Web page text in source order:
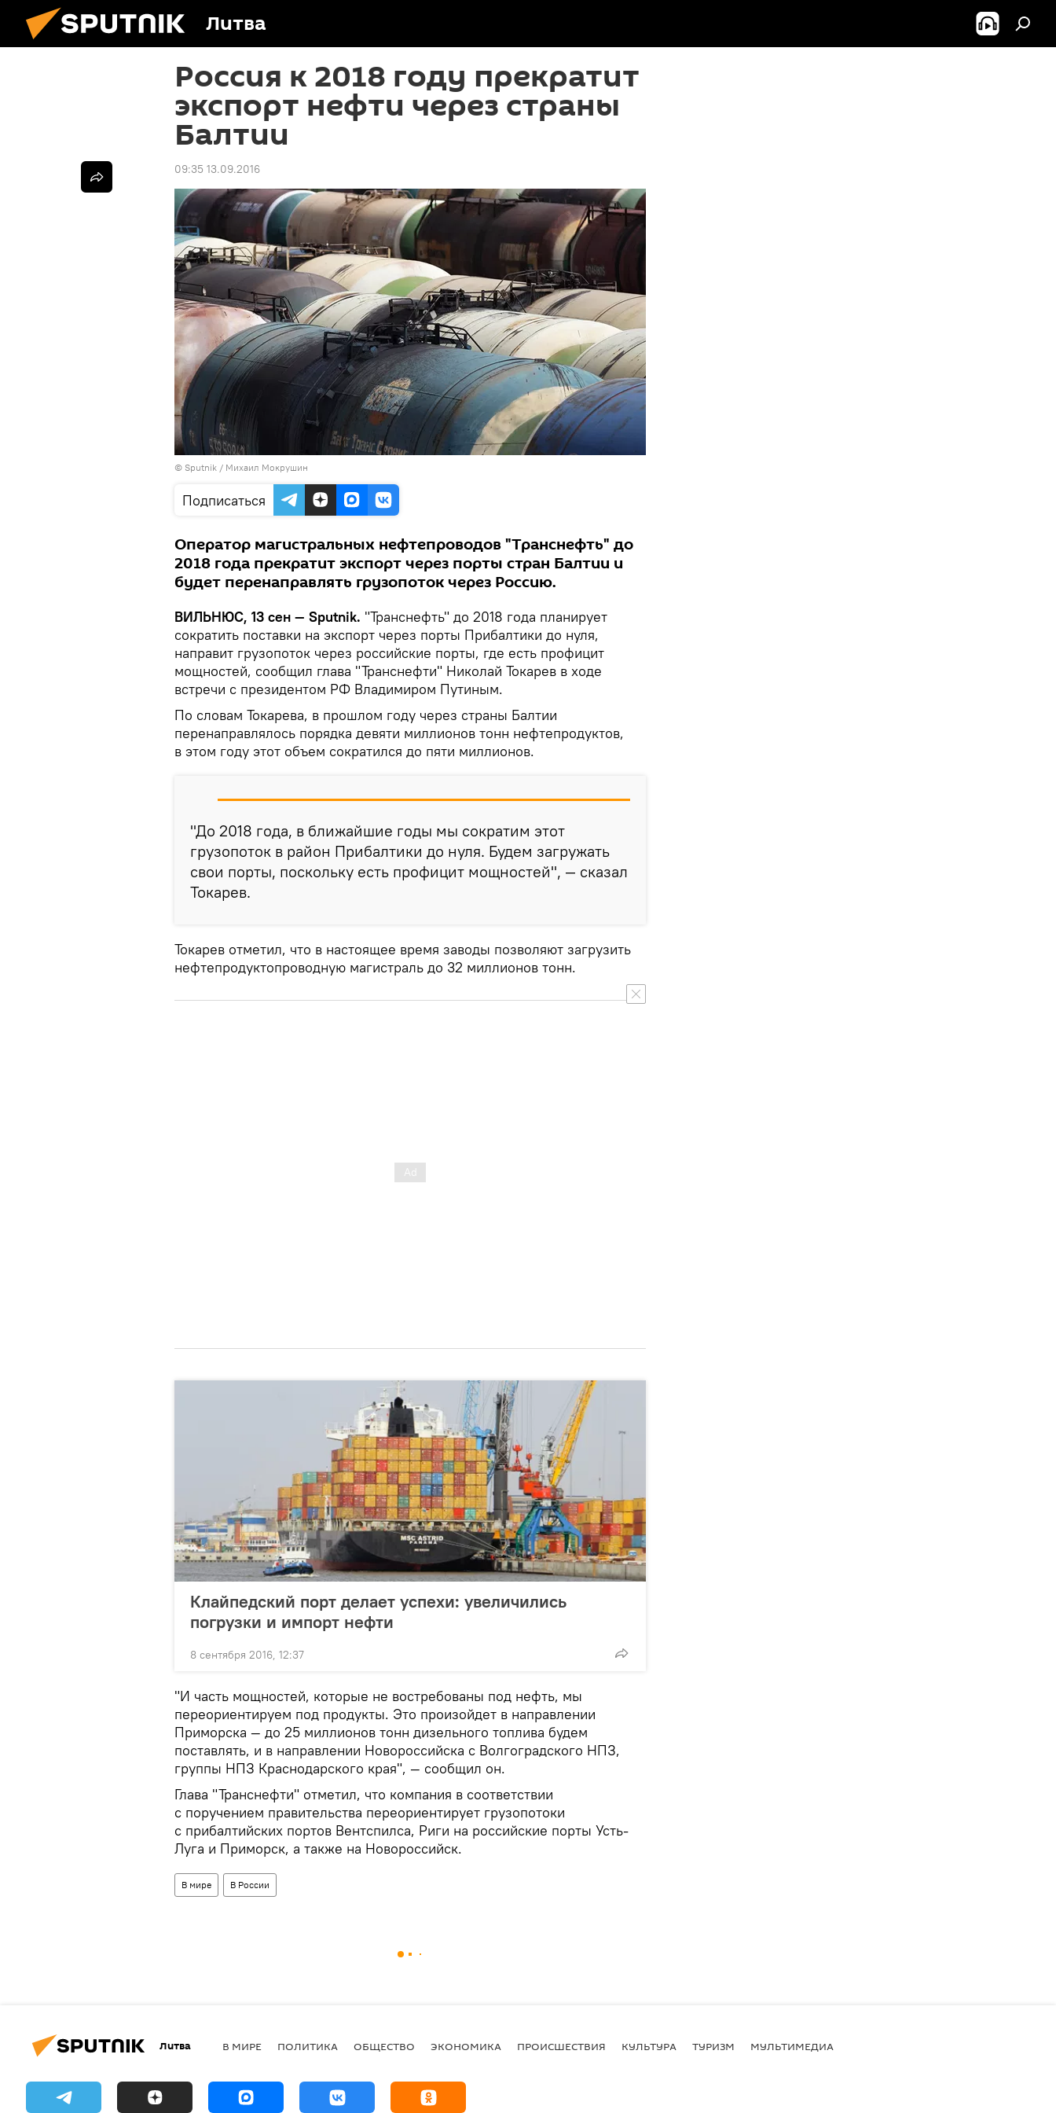
Литва
Россия к 2018 году прекратит
экспорт нефти через страны
Балтии
09:35 13.09.2016
© Sputnik / Михаил Мокрушин
Подписаться
Оператор магистральных нефтепроводов "Транснефть" до
2018 года прекратит экспорт через порты стран Балтии и
будет перенаправлять грузопоток через Россию.
ВИЛЬНЮС, 13 сен — Sputnik. "Транснефть" до 2018 года планирует
сократить поставки на экспорт через порты Прибалтики до нуля,
направит грузопоток через российские порты, где есть профицит
мощностей, сообщил глава "Транснефти" Николай Токарев в ходе
встречи с президентом РФ Владимиром Путиным.
По словам Токарева, в прошлом году через страны Балтии
перенаправлялось порядка девяти миллионов тонн нефтепродуктов,
в этом году этот объем сократился до пяти миллионов.
"До 2018 года, в ближайшие годы мы сократим этот
грузопоток в район Прибалтики до нуля. Будем загружать
свои порты, поскольку есть профицит мощностей", — сказал
Токарев.
Токарев отметил, что в настоящее время заводы позволяют загрузить
нефтепродуктопроводную магистраль до 32 миллионов тонн.
Клайпедский порт делает успехи: увеличились
погрузки и импорт нефти
8 сентября 2016, 12:37
"И часть мощностей, которые не востребованы под нефть, мы
переориентируем под продукты. Это произойдет в направлении
Приморска — до 25 миллионов тонн дизельного топлива будем
поставлять, и в направлении Новороссийска с Волгоградского НПЗ,
группы НПЗ Краснодарского края", — сообщил он.
Глава "Транснефти" отметил, что компания в соответствии
с поручением правительства переориентирует грузопотоки
с прибалтийских портов Вентспилса, Риги на российские порты Усть-
Луга и Приморск, а также на Новороссийск.
В мире В России
Литва В МИРЕ ПОЛИТИКА ОБЩЕСТВО ЭКОНОМИКА ПРОИСШЕСТВИЯ КУЛЬТУРА ТУРИЗМ МУЛЬТИМЕДИА